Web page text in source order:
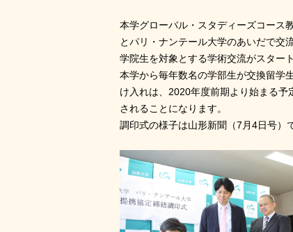
本学グローバル・スタディーズコース
とパリ・ナンテール大学のあいだで交
学院生を対象とする学術交流がスター
本学から毎年数名の学部生が交換留学
け入れは、2020年度前期より始まる
されることになります。
調印式の様子は山形新聞（7月4日号）